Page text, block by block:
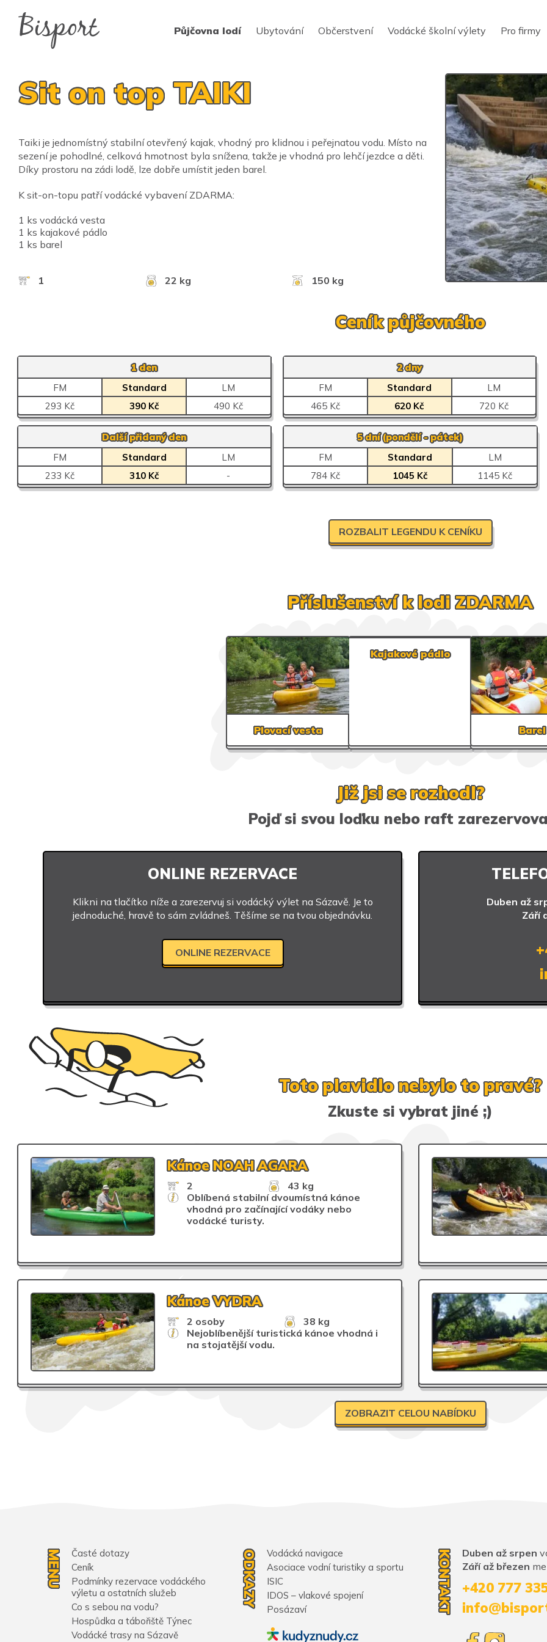
Půjčovna lodí Ubytování Občerstvení Vodácké školní výlety Pro firmy
Sit on top TAIKI
Taiki je jednomístný stabilní otevřený kajak, vhodný pro klidnou i peřejnatou vodu. Místo na
sezení je pohodlné, celková hmotnost byla snížena, takže je vhodná pro lehčí jezdce a děti.
Díky prostoru na zádi lodě, lze dobře umístit jeden barel.
K sit-on-topu patří vodácké vybavení ZDARMA:
1 ks vodácká vesta
1 ks kajakové pádlo
1 ks barel
1 22 kg 150 kg
Ceník půjčovného
1 den
FM
Standard
LM
293 Kč
390 Kč 490 Kč
2 dny
FM
Standard
LM
465 Kč
620 Kč 720 Kč
Další přidaný den
FM
Standard
LM
233 Kč
310 Kč -
5 dní (pondělí - pátek)
FM
Standard
LM
784 Kč
1045 Kč 1145 Kč
ROZBALIT LEGENDU K CENÍKU
Příslušenství k lodi ZDARMA
Plovací vesta
Kajakové pádlo
Barel
Již jsi se rozhodl?
Pojď si svou loďku nebo raft
ONLINE REZERVACE
Klikni na tlačítko níže a zarezervuj si vodácký výlet na Sázavě. Je to
jednoduché, hravě to sám zvládneš. Těšíme se na tvou objednávku.
ONLINE REZERVACE
Duben až
Září
Toto plavidlo nebylo to pravé?
Zkuste si vybrat jiné ;)
Kánoe NOAH AGARA
2
43 kg
Oblíbená stabilní dvoumístná kánoe
vhodná pro začínající vodáky nebo
vodácké turisty.
Kánoe VYDRA
2 osoby
38 kg
Nejoblíbenější turistická kánoe vhodná i
na stojatější vodu.
ZOBRAZIT CELOU NABÍDKU
MENU
Časté dotazy
Ceník
Podmínky rezervace vodáckého
výletu a ostatních služeb
Co s sebou na vodu?
Hospůdka a tábořiště Týnec
Vodácké trasy na Sázavě
ODKAZY
Vodácká navigace
Asociace vodní turistiky a sportu
ISIC
IDOS – vlakové spojení
Posázaví
KONTAKT Duben až srpen
Září až březen
+420 777